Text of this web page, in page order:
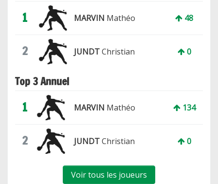
1 MARVIN Mathéo 48
2 JUNDTChristian 0
Top 3 Annuel
1 MARVIN Mathéo 134
2 JUNDTChristian 0
Voir tous les joueurs